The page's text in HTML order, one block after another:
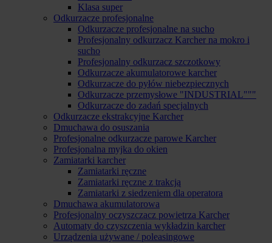
Klasa super
Odkurzacze profesjonalne
Odkurzacze profesjonalne na sucho
Profesjonalny odkurzacz Karcher na mokro i
sucho
Profesjonalny odkurzacz szczotkowy
Odkurzacze akumulatorowe karcher
Odkurzacze do pyłów niebezpiecznych
Odkurzacze przemysłowe "INDUSTRIAL"""
Odkurzacze do zadań specjalnych
Odkurzacze ekstrakcyjne Karcher
Dmuchawa do osuszania
Profesjonalne odkurzacze parowe Karcher
Profesjonalna myjka do okien
Zamiatarki karcher
Zamiatarki ręczne
Zamiatarki ręczne z trakcją
Zamiatarki z siedzeniem dla operatora
Dmuchawa akumulatorowa
Profesjonalny oczyszczacz powietrza Karcher
Automaty do czyszczenia wykładzin karcher
Urządzenia używane / poleasingowe